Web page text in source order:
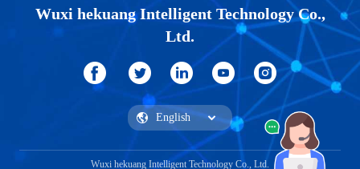
Wuxi hekuang Intelligent Technology Co.,
Ltd.
Wuxi hekuang Intelligent Technology Co., Ltd.